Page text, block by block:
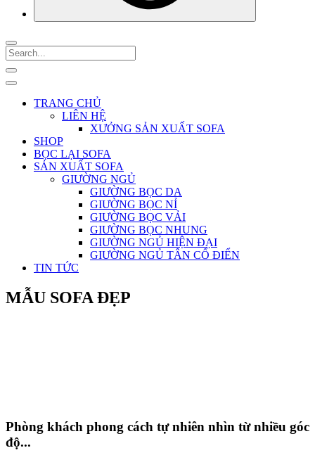
TRANG CHỦ
LIÊN HỆ
XƯỞNG SẢN XUẤT SOFA
SHOP
BỌC LẠI SOFA
SẢN XUẤT SOFA
GIƯỜNG NGỦ
GIƯỜNG BỌC DA
GIƯỜNG BỌC NỈ
GIƯỜNG BỌC VẢI
GIƯỜNG BỌC NHUNG
GIƯỜNG NGỦ HIỆN ĐẠI
GIƯỜNG NGỦ TÂN CỔ ĐIỂN
TIN TỨC
MẪU SOFA ĐẸP
Phòng khách phong cách tự nhiên nhìn từ nhiều góc
độ...